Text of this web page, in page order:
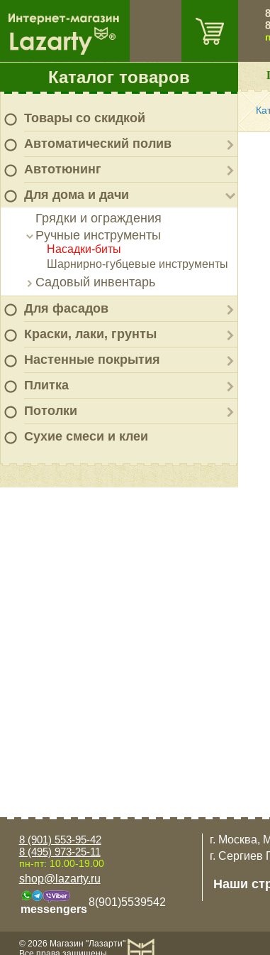
Каталог товаров
Товары со скидкой
Автоматический полив
Автотюнинг
Для дома и дачи
Грядки и ограждения
Ручные инструменты
Насадки-биты
Шарнирно-губцевые инструменты
Садовый инвентарь
Для фасадов
Краски, лаки, грунты
Настенные покрытия
Плитка
Потолки
Сухие смеси и клеи
8 (901) 553-95-42
8 (495) 973-25-11
пн-пт: 10.00-19.00
shop@lazarty.ru
messengers
8(901)5539542
г. Москва,
г. Сергиев
Наши
© 2026 Магазин "Лазарти"